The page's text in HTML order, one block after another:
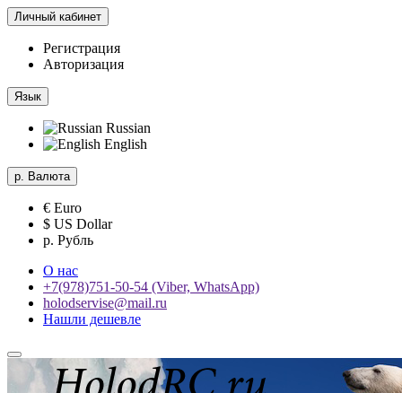
Личный кабинет
Регистрация
Авторизация
Язык
Russian
English
р. Валюта
€ Euro
$ US Dollar
р. Рубль
О нас
+7(978)751-50-54 (Viber, WhatsApp)
holodservise@mail.ru
Нашли дешевле